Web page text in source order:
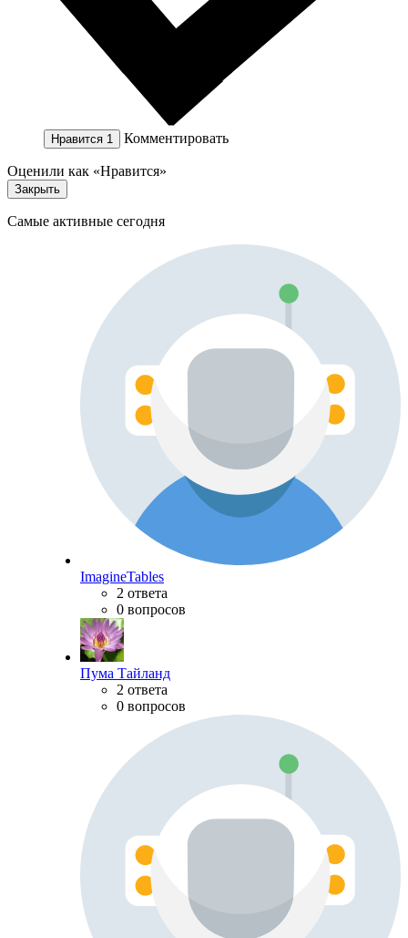
Нравится 1 Комментировать
Оценили как «Нравится»
Закрыть
Самые активные сегодня
ImagineTables
2 ответа
0 вопросов
Пума Тайланд
2 ответа
0 вопросов